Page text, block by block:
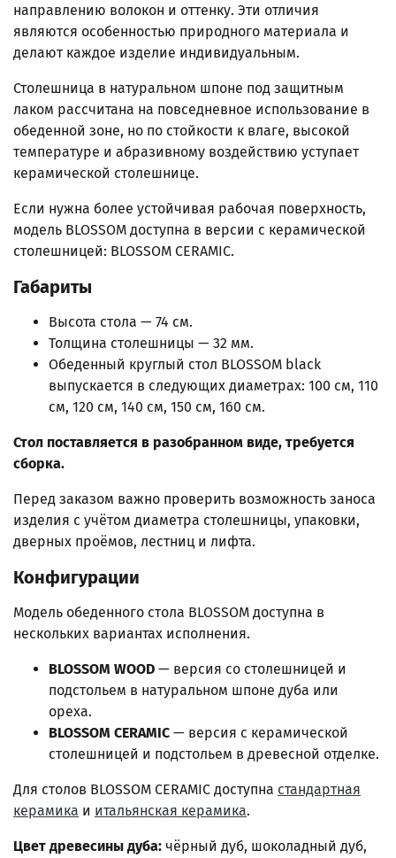
направлению волокон и оттенку. Эти отличия
являются особенностью природного материала и
делают каждое изделие индивидуальным.
Столешница в натуральном шпоне под защитным
лаком рассчитана на повседневное использование в
обеденной зоне, но по стойкости к влаге, высокой
температуре и абразивному воздействию уступает
керамической столешнице.
Если нужна более устойчивая рабочая поверхность,
модель BLOSSOM доступна в версии с керамической
столешницей: BLOSSOM CERAMIC.
Габариты
Высота стола — 74 см.
Толщина столешницы — 32 мм.
Обеденный круглый стол BLOSSOM black
выпускается в следующих диаметрах: 100 см, 110
см, 120 см, 140 см, 150 см, 160 см.
Стол поставляется в разобранном виде, требуется
сборка.
Перед заказом важно проверить возможность заноса
изделия с учётом диаметра столешницы, упаковки,
дверных проёмов, лестниц и лифта.
Конфигурации
Модель обеденного стола BLOSSOM доступна в
нескольких вариантах исполнения.
BLOSSOM WOOD — версия со столешницей и
подстольем в натуральном шпоне дуба или
ореха.
BLOSSOM CERAMIC — версия с керамической
столешницей и подстольем в древесной отделке.
Для столов BLOSSOM CERAMIC доступна стандартная
керамика и итальянская керамика.
Цвет древесины дуба: чёрный дуб, шоколадный дуб,